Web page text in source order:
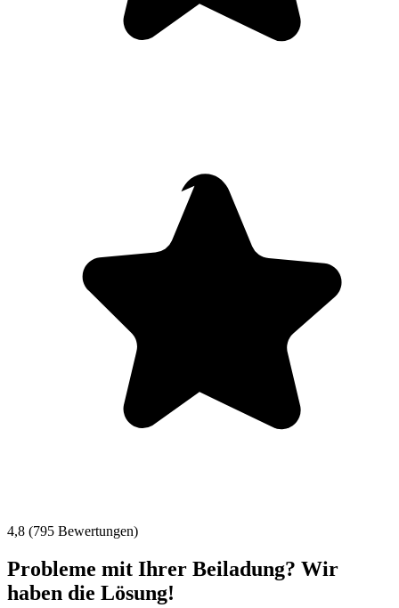
4,8 (795 Bewertungen)
Probleme mit Ihrer Beiladung? Wir
haben die Lösung!